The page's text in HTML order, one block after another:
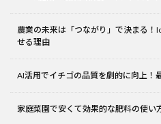
農業の未来は「つながり」で決まる！
せる理由
AI活用でイチゴの品質を劇的に向上！
家庭菜園で安くて効果的な肥料の使い